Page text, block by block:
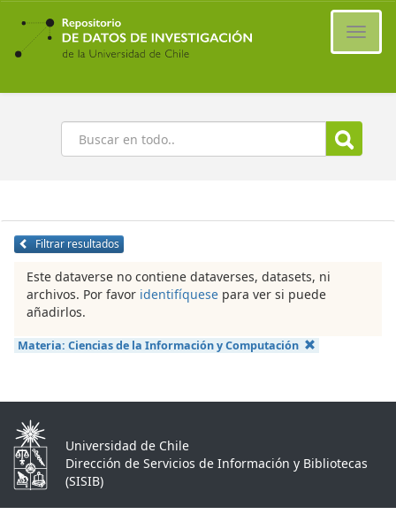
Ir
contenido
principal
Buscar
Filtrar resultados
Este dataverse no contiene dataverses, datasets, ni
archivos. Por favor identifíquese para ver si puede
añadirlos.
Materia: Ciencias de la Información y Computación
Universidad de Chile
Dirección de Servicios de Información y Bibliotecas
(SISIB)